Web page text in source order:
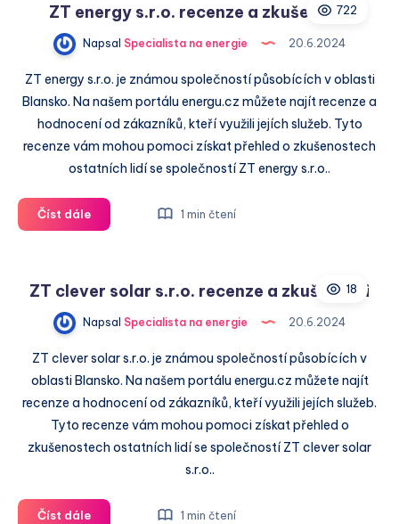
recenze
722
ZT energy s.r.o. recenze a zkušenosti
Napsal Specialista na energie 20.6.2024
ZT energy s.r.o. je známou společností působících v oblasti
Blansko. Na našem portálu energu.cz můžete najít recenze a
hodnocení od zákazníků, kteří využili jejích služeb. Tyto
recenze vám mohou pomoci získat přehled o zkušenostech
ostatních lidí se společností ZT energy s.r.o..
Číst dáleZT
energy
a
zkušenosti
1 min čtení
18
ZT clever solar s.r.o. recenze a zkušenosti
Napsal Specialista na energie 20.6.2024
ZT clever solar s.r.o. je známou společností působících v
oblasti Blansko. Na našem portálu energu.cz můžete najít
recenze a hodnocení od zákazníků, kteří využili jejích služeb.
Tyto recenze vám mohou pomoci získat přehled o
zkušenostech ostatních lidí se společností ZT clever solar
s.r.o..
Číst dáleZT
1 min čtení